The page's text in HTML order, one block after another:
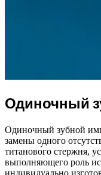
Одиночный
Одиночный зубной
замены одного
титаново́го стержня,
выполняющего роль
индивидуально